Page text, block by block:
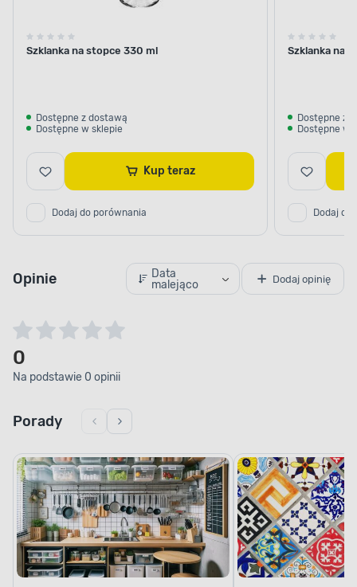
Szklanka na stopce 330 ml
Dostępne z dostawą
Dostępne w sklepie
Kup teraz
Dodaj do porównania
Szklanka na
Dostępne z
Dostępne w
Dodaj do
Opinie
Data
malejąco
Dodaj opinię
0
Na podstawie 0 opinii
Porady